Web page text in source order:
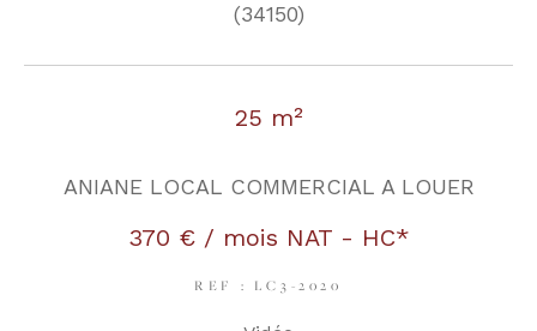
(34150)
25 m²
ANIANE LOCAL COMMERCIAL A LOUER
370 € / mois NAT - HC*
REF : LC3-2020
RECHERCHER